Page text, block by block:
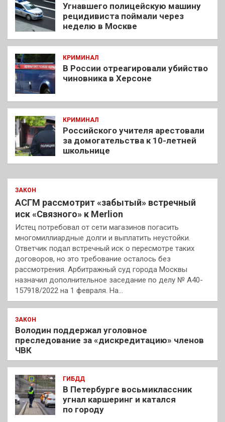
Угнавшего полицейскую машину
рецидивиста поймали через
неделю в Москве
КРИМИНАЛ
В России отреагировали убийство
чиновника в Херсоне
КРИМИНАЛ
Российского учителя арестовали
за домогательства к 10-летней
школьнице
ЗАКОН
АСГМ рассмотрит «забытый» встречный
иск «Связного» к Merlion
Истец потребовал от сети магазинов погасить
многомиллиардные долги и выплатить неустойки.
Ответчик подал встречный иск о пересмотре таких
договоров, но это требование осталось без
рассмотрения. Арбитражный суд города Москвы
назначил дополнительное заседание по делу № А40-
157918/2022 на 1 февраля. На…
ЗАКОН
Володин поддержал уголовное
преследование за «дискредитацию» членов
ЧВК
ГИБДД
В Петербурге восьмиклассник
угнал каршеринг и катался
по городу